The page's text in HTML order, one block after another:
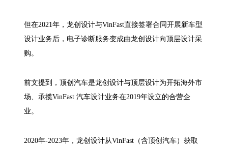
但在2021年，龙创设计与VinFast直接签署合同开展新车型
设计业务后，电子诊断服务变成由龙创设计向顶层设计采
购。
前文提到，顶创汽车是龙创设计与顶层设计为开拓海外市
场、承揽VinFast 汽车设计业务在2019年设立的合营企
业。
2020年-2023年，龙创设计从VinFast（含顶创汽车）获取